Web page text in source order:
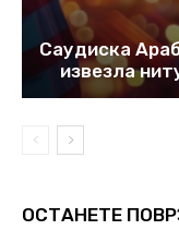
Саудиска
извезла
ОСТАНЕТЕ